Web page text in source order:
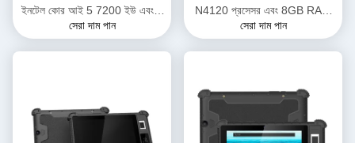
ইনটেল কোর আই 5 7200 ইউ এবং 8
জিবি র্যাম + 128 জিবি এসএসডি
সেরা দাম পান
N4120 প্রসেসর এবং 8GB RAM
সহ শিল্প ব্যবহারের জন্য
সেরা দাম পান